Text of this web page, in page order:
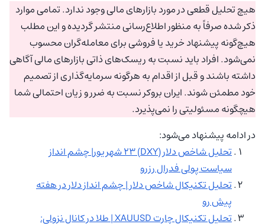
هیچ تحلیل قطعی در مورد بازارهای مالی وجود ندارد. تمامی موارد
ذکر شده صرفاً به منظور اطلاع‌رسانی منتشر گردیده و این مطلب
هیچ‌گونه پیشنهاد خرید یا فروشی برای معامله‌گران محسوب
نمی‌شود. افراد باید نسبت به ریسک‌های ذاتی بازارهای مالی آگاهی
داشته باشند و قبل از اقدام به هرگونه سرمایه‌گذاری از تصمیم
خود مطمئن شوند. ایران بروکر نسبت به ضرر و زیان احتمالی شما
هیچگونه مسئولیتی را نمی‌پذیرد.
در ادامه پیشنهاد می‌شود:
تحلیل شاخص دلار (DXY) ۲۳ شهریور| چشم انداز
سیاست پولی فدرال رزرو
تحلیل تکنیکال شاخص دلار | چشم‌ انداز دلار در هفته
پیش رو
تحلیل تکنیکال چارت XAUUSD | طلا در کانال نزولی: